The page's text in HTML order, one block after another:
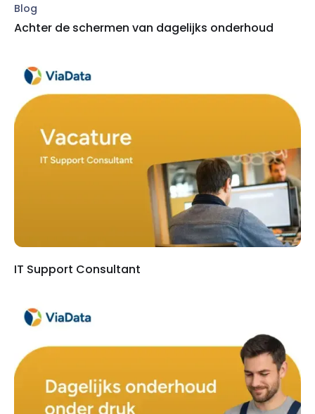
Blog
Achter de schermen van dagelijks onderhoud
IT Support Consultant